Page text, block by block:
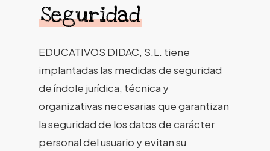
Seguridad
EDUCATIVOS DIDAC, S.L. tiene
implantadas las medidas de seguridad
de índole jurídica, técnica y
organizativas necesarias que garantizan
la seguridad de los datos de carácter
personal del usuario y evitan su